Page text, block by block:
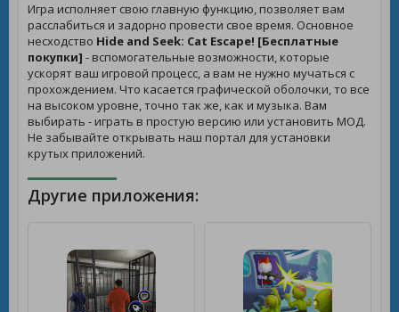
Игра исполняет свою главную функцию, позволяет вам
расслабиться и задорно провести свое время. Основное
несходство Hide and Seek: Cat Escape! [Бесплатные
покупки] - вспомогательные возможности, которые
ускорят ваш игровой процесс, а вам не нужно мучаться с
прохождением. Что касается графической оболочки, то все
на высоком уровне, точно так же, как и музыка. Вам
выбирать - играть в простую версию или установить МОД.
Не забывайте открывать наш портал для установки
крутых приложений.
Другие приложения: